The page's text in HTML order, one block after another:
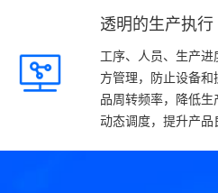
透明的生产执行
工序、人员、生产
方管理，防止设备
品周转频率，降低生
动态调度，提升产品